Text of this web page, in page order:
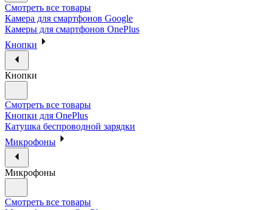
Смотреть все товары
Камера для смартфонов Google
Камеры для смартфонов OnePlus
Кнопки
Кнопки
Смотреть все товары
Кнопки для OnePlus
Катушка беспроводной зарядки
Микрофоны
Микрофоны
Смотреть все товары